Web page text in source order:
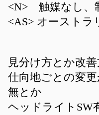
<N> 触媒なし、
<AS> オースト
見分け方とか改
仕向地ごとの変
無とか
ヘッドライトSW